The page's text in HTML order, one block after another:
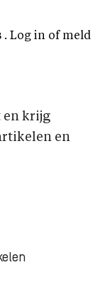
. Log in of meld
en krijg
en